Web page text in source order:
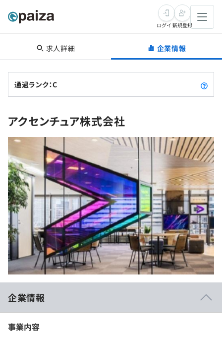
転職・キャリア
転職成功ガイド
転職エージェント
インタビュー
転職成功ガイド
新卒就活
求人検索
本選考
インターン
新卒エージェント
イベント・セミナー
インタビュー
学習
問題集
4択課題
ナレッジ
リファレンス
プラン
個人向けプラン
法人向けプラン
スキルチェック
プログラミング言語
SQL
評価結果一覧
再チャレンジ結果一覧
ゲーム・マンガ
メディア
Tech Team Journal
paiza times
note
paizaとは？
ログイン新規登録
求人詳細 企業情報
通過ランク：C
アクセンチュア株式会社
企業情報
事業内容